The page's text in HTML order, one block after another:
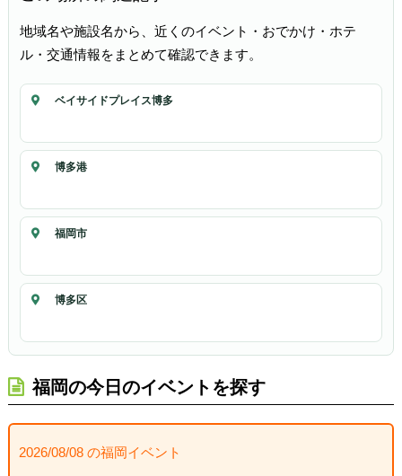
地域名や施設名から、近くのイベント・おでかけ・ホテ
ル・交通情報をまとめて確認できます。
ベイサイドプレイス博多
博多港
福岡市
博多区
福岡の今日のイベントを探す
2026/08/08 の福岡イベント